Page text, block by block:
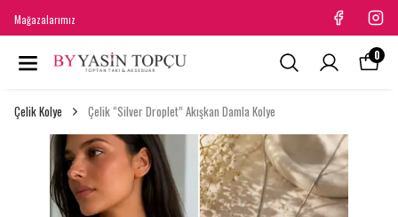
Mağazalarımız
0
Çelik Kolye Çelik “Silver Droplet” Akışkan Damla Kolye